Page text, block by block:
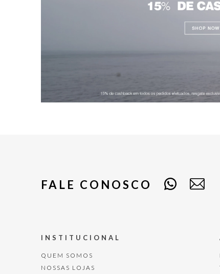
FALE CONOSCO
INSTITUCIONAL
QUEM SOMOS
NOSSAS LOJAS